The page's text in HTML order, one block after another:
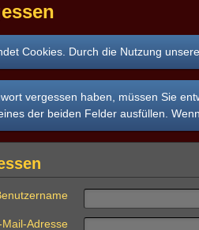
Cookies. Durch die Nutzung
vergessen haben, müssen Sie
der beiden Felder ausfüllen.
Mail-Adresse